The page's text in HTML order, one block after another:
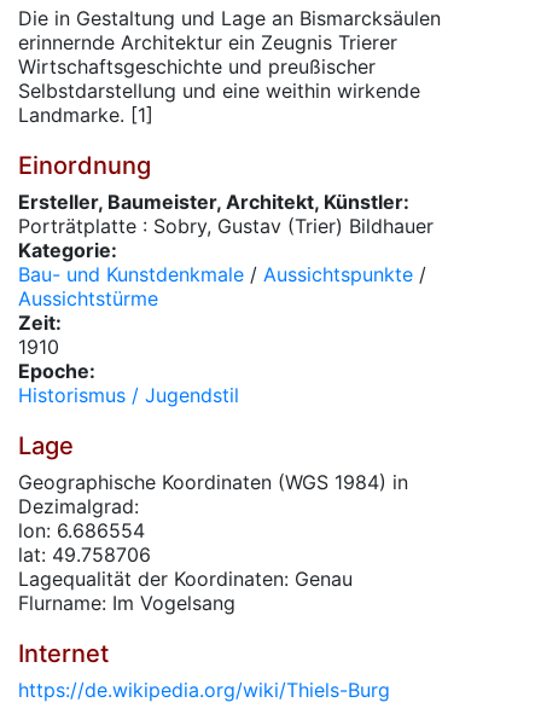
Die in Gestaltung und Lage an Bismarcksäulen
erinnernde Architektur ein Zeugnis Trierer
Wirtschaftsgeschichte und preußischer
Selbstdarstellung und eine weithin wirkende
Landmarke. [1]
Einordnung
Ersteller, Baumeister, Architekt, Künstler:
Porträtplatte : Sobry, Gustav (Trier) Bildhauer
Kategorie:
Bau- und Kunstdenkmale / Aussichtspunkte /
Aussichtstürme
Zeit:
1910
Epoche:
Historismus / Jugendstil
Lage
Geographische Koordinaten (WGS 1984) in
Dezimalgrad:
lon: 6.686554
lat: 49.758706
Lagequalität der Koordinaten: Genau
Flurname: Im Vogelsang
Internet
https://de.wikipedia.org/wiki/Thiels-Burg